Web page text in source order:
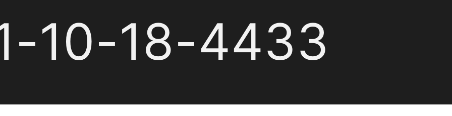
10-18-4433